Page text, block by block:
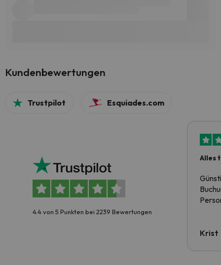
Kundenbewertungen
Trustpilot Esquiades.com
4.4 von 5 Punkten bei 2239 Bewertungen
Alles
Krist